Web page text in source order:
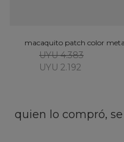
macaquito patch color
UYU 4.383
UYU 2.192
quien lo compró,